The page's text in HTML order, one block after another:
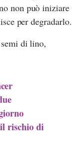
non può iniziare
per degradarlo.
di lino,
rischio di